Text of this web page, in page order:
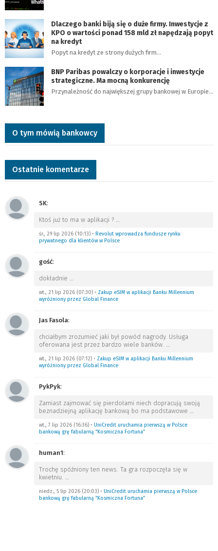
Dlaczego banki biją się o duże firmy. Inwestycje z
KPO o wartości ponad 158 mld zł napędzają popyt
na kredyt
Popyt na kredyt ze strony dużych firm…
BNP Paribas powalczy o korporacje i inwestycje
strategiczne. Ma mocną konkurencję
Przynależność do największej grupy bankowej w Europie…
O tym mówią bankowcy
Ostatnie komentarze
SK:
Ktoś już to ma w aplikacji ? …
śr., 29 lip 2026 (10:13) • Revolut wprowadza fundusze rynku
prywatnego dla klientów w Polsce
gość:
dokładnie …
wt., 21 lip 2026 (07:30) • Zakup eSIM w aplikacji Banku Millennium
wyróżniony przez Global Finance
Jas Fasola:
chciałbym zrozumieć jaki był powód nagrody. Usługa
oferowana jest przez bardzo wiele banków. …
wt., 21 lip 2026 (07:12) • Zakup eSIM w aplikacji Banku Millennium
wyróżniony przez Global Finance
PykPyk:
Zamiast zajmować się pierdołami niech dopracują swoją
beznadziejną aplikację bankową bo ma podstawowe …
wt., 7 lip 2026 (16:36) • UniCredit uruchamia pierwszą w Polsce
bankową grę fabularną “Kosmiczna Fortuna”
human1:
Trochę spóźniony ten news. Ta gra rozpoczęła się w
kwietniu. …
niedz., 5 lip 2026 (20:03) • UniCredit uruchamia pierwszą w Polsce
bankową grę fabularną “Kosmiczna Fortuna”